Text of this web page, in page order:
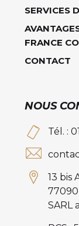
SERVICES
FRANCE
CONTACT
NOUS
Tél. :
13 bis
77090
SARL